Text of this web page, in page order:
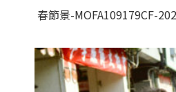
春節景-MOFA109179CF-